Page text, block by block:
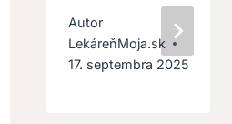
Autor
LekáreňMoja.sk
17. septembra 2025